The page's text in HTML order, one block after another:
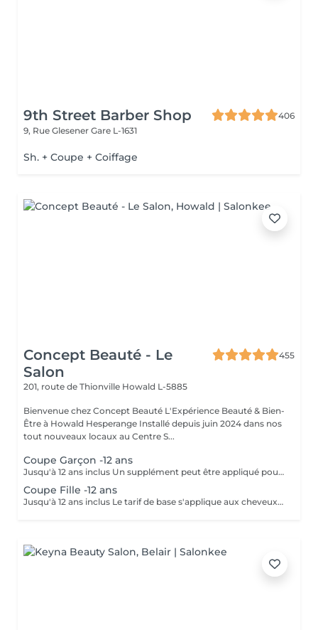
9th Street Barber Shop
406
9, Rue Glesener Gare L-1631
Sh. + Coupe + Coiffage
Concept Beauté - Le
Salon
455
201, route de Thionville Howald L-5885
Bienvenue chez Concept Beauté L'Expérience Beauté & Bien-
Être à Howald Hesperange Installé depuis juin 2024 dans nos
tout nouveaux locaux au Centre S...
Coupe Garçon -12 ans
Jusqu'à 12 ans inclus Un supplément peut être appliqué pour les cheveux très longs, très épais ou nécessitant un temps de travail supplémentaire.
Coupe Fille -12 ans
Jusqu'à 12 ans inclus Le tarif de base s'applique aux cheveux courts à mi-longs. Un supplément peut être appliqué pour les cheveux très longs, très épais ou nécessitant un temps de travail supplémentaire.